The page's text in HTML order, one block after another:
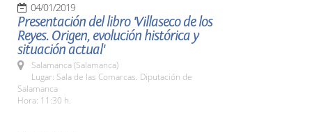
04/01/2019
Presentación del libro 'Villaseco de los
Reyes. Origen, evolución histórica y
situación actual'
Salamanca (Salamanca)
Lugar: Sala de las Comarcas. Diputación de
Salamanca
Hora: 11:30 h.